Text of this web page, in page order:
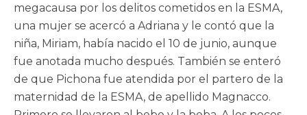
megacausa por los delitos cometidos en la ESMA,
una mujer se acercó a Adriana y le contó que la
niña, Miriam, había nacido el 10 de junio, aunque
fue anotada mucho después. También se enteró
de que Pichona fue atendida por el partero de la
maternidad de la ESMA, de apellido Magnacco.